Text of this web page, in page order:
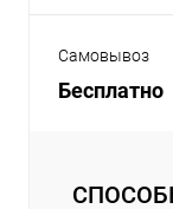
Самовывоз
Бесплатно